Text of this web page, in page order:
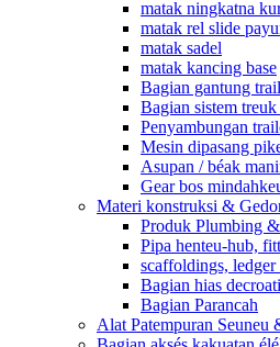
matak ningkatna
matak rel slide
matak sadel
matak kancing base
Bagian gantung
Bagian sistem
Penyambungan
Mesin dipasang
Asupan / béak
Gear bos
Materi konstruksi &
Produk Plumbing
Pipa henteu-hub,
scaffoldings, ledger
Bagian hias
Bagian Parancah
Alat Patempuran Seuneu